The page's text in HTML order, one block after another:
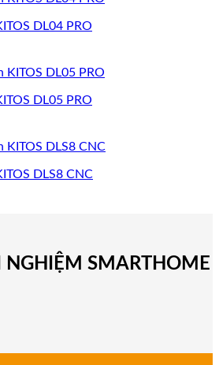
DL04 PRO
DL05 PRO
DLS8 CNC
NGHIỆM SMARTHOME